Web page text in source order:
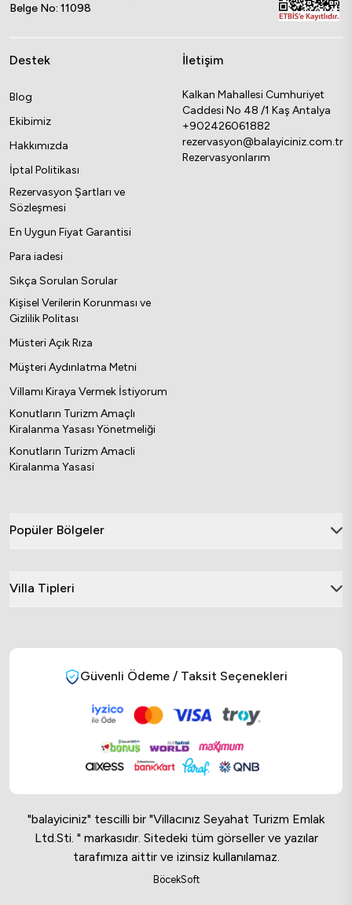
Belge No: 11098
Destek
Blog
Ekibimiz
Hakkımızda
İptal Politikası
Rezervasyon Şartları ve
Sözleşmesi
En Uygun Fiyat Garantisi
Para iadesi
Sıkça Sorulan Sorular
Kişisel Verilerin Korunması ve
Gizlilik Politası
Müsteri Açık Rıza
Müşteri Aydınlatma Metni
Villamı Kiraya Vermek İstiyorum
Konutların Turizm Amaçlı
Kiralanma Yasası Yönetmeliği
Konutların Turizm Amacli
Kiralanma Yasasi
İletişim
Kalkan Mahallesi Cumhuriyet
Caddesi No 48 /1 Kaş Antalya
+902426061882
rezervasyon@balayiciniz.com.tr
Rezervasyonlarım
Popüler Bölgeler
Villa Tipleri
Güvenli Ödeme / Taksit Seçenekleri
"balayiciniz" tescilli bir "Villacınız Seyahat Turizm Emlak
Ltd.Sti. " markasıdır. Sitedeki tüm görseller ve yazılar
tarafımıza aittir ve izinsiz kullanılamaz.
BöcekSoft